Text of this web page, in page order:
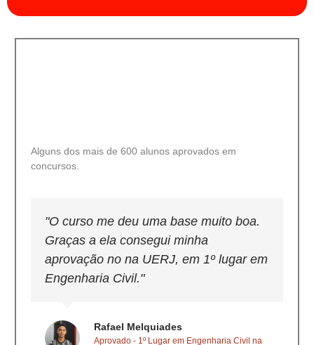
Alguns dos mais de 600 alunos aprovados em
concursos.
"O curso me deu uma base muito boa.
Graças a ela consegui minha
aprovação no na UERJ, em 1º lugar em
Engenharia Civil."
Rafael Melquiades
Aprovado - 1º Lugar em Engenharia Civil na